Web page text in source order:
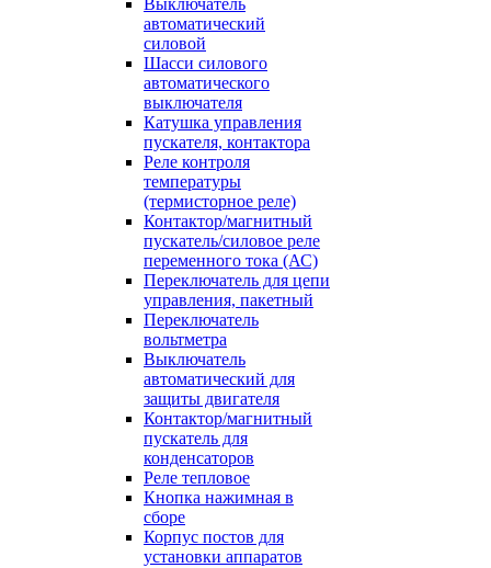
Выключатель
автоматический
силовой
Шасси силового
автоматического
выключателя
Катушка управления
пускателя, контактора
Реле контроля
температуры
(термисторное реле)
Контактор/магнитный
пускатель/силовое реле
переменного тока (АС)
Переключатель для цепи
управления, пакетный
Переключатель
вольтметра
Выключатель
автоматический для
защиты двигателя
Контактор/магнитный
пускатель для
конденсаторов
Реле тепловое
Кнопка нажимная в
сборе
Корпус постов для
установки аппаратов